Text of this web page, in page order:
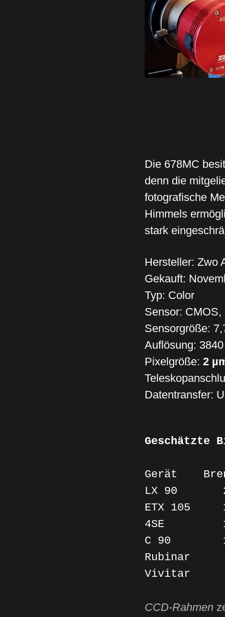
Die 678MC
denn die
fotografische
Himmels
stark
Hersteller: Zwo
Gekauft:
Typ: Color
Sensor:
Sensorgröße:
Auflösung:
Pixelgröße: 2
Datentransfer:
Geschätzte
Gerät
LX 90
ETX
4SE
C 90
Vivitar
CCD-Rahmen